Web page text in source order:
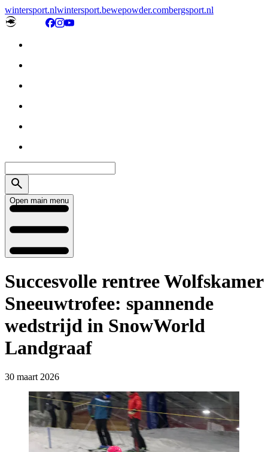
wintersport.nlwintersport.bewepowder.combergsport.nl
Open main menu
Succesvolle rentree Wolfskamer
Sneeuwtrofee: spannende
wedstrijd in SnowWorld
Landgraaf
30 maart 2026